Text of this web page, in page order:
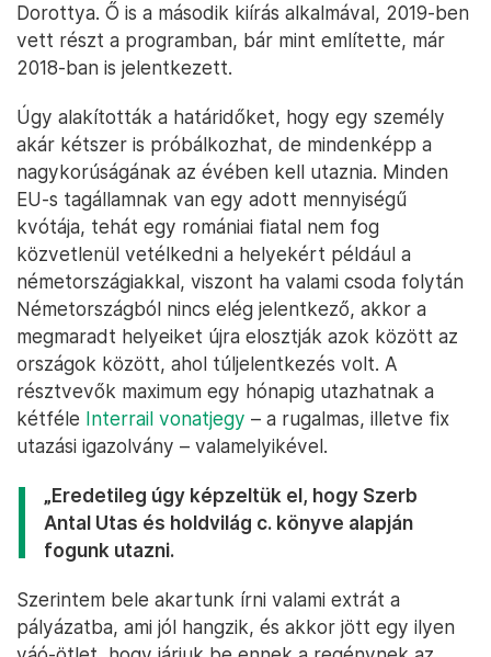
Dorottya. Ő is a második kiírás alkalmával, 2019-ben
vett részt a programban, bár mint említette, már
2018-ban is jelentkezett.
Úgy alakították a határidőket, hogy egy személy
akár kétszer is próbálkozhat, de mindenképp a
nagykorúságának az évében kell utaznia. Minden
EU-s tagállamnak van egy adott mennyiségű
kvótája, tehát egy romániai fiatal nem fog
közvetlenül vetélkedni a helyekért például a
németországiakkal, viszont ha valami csoda folytán
Németországból nincs elég jelentkező, akkor a
megmaradt helyeiket újra elosztják azok között az
országok között, ahol túljelentkezés volt. A
résztvevők maximum egy hónapig utazhatnak a
kétféle Interrail vonatjegy – a rugalmas, illetve fix
utazási igazolvány – valamelyikével.
„Eredetileg úgy képzeltük el, hogy Szerb
Antal Utas és holdvilág c. könyve alapján
fogunk utazni.
Szerintem bele akartunk írni valami extrát a
pályázatba, ami jól hangzik, és akkor jött egy ilyen